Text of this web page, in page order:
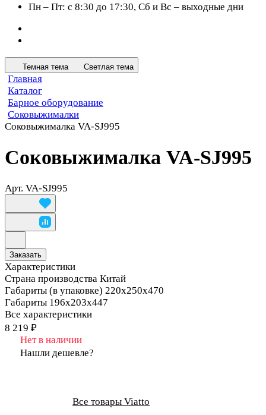
Пн – Пт: c 8:30 до 17:30, Сб и Вс – выходные дни
Темная тема Светлая тема
Главная
Каталог
Барное оборудование
Соковыжималки
Соковыжималка VA-SJ995
Соковыжималка VA-SJ995
Арт. VA-SJ995
Заказать
Характеристики
Страна производства Китай
Габариты (в упаковке) 220х250х470
Габариты 196х203х447
Все характеристики
8 219 ₽
Нет в наличии
Нашли дешевле?
Все товары Viatto